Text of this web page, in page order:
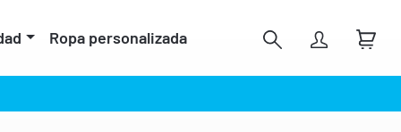
Ropa personalizada